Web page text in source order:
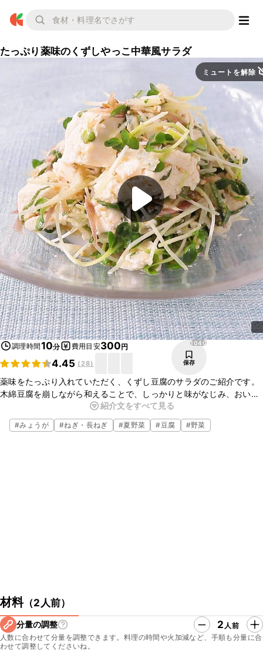
たっぷり薬味のくずしやっこ中華風サラダ
ミュートを解除
調理時間10分 費用目安300円
4.45 (28)
1040
保存
薬味をたっぷり入れていただく、くずし豆腐のサラダのご紹介です。
木綿豆腐を崩しながら和えることで、しっかりと味がなじみ、おいし
くいただけます。さっぱりとした味わいに、ラー油のピリッとした辛
味がよく合い、どんどんお箸が進みますよ。お酒のおつまみにもぴっ
たりの一品です。
紹介文をすべて見る
#みょうが #ねぎ・長ねぎ #夏野菜 #豆腐 #野菜
材料（2人前）
分量の調整 2 人前
人数に合わせて分量を調整できます。料理の時間や火加減など、手順も分量に合
わせて調整してくださいね。